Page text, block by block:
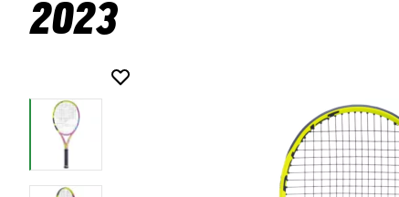
2023